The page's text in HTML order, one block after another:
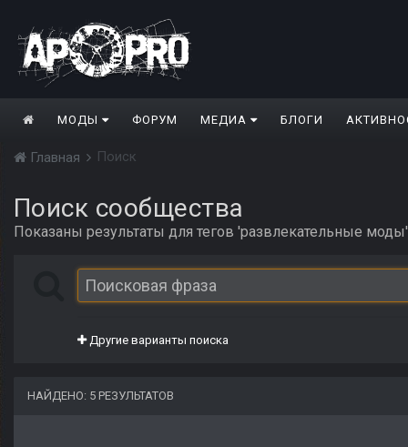
МОДЫ ФОРУМ МЕДИА БЛОГИ
Главная Поиск
Поиск сообщества
Показаны результаты для тегов 'развлекательные
Другие варианты поиска
НАЙДЕНО: 5 РЕЗУЛЬТАТОВ